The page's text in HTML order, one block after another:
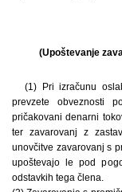
(Upoštevanje
(1) Pri izračunu
prevzete obveznosti
pričakovani denarni
ter zavarovanj z
unovčitve zavarovanj s
upoštevajo le pod
odstavkih tega člena.